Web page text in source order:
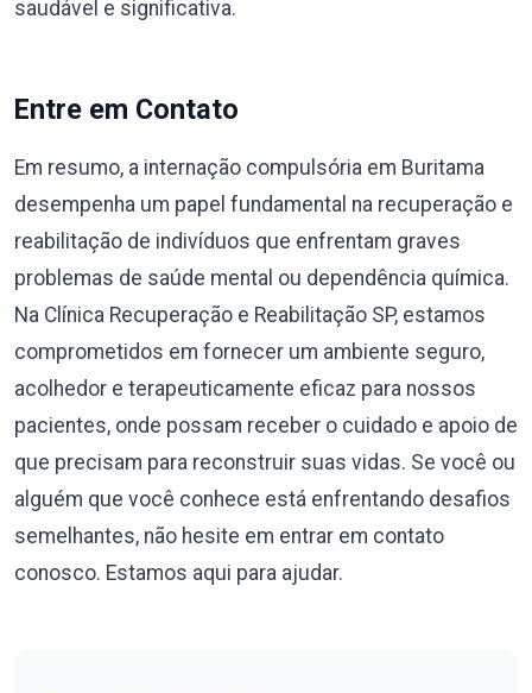
saudável e significativa.
Entre em Contato
Em resumo, a internação compulsória em Buritama
desempenha um papel fundamental na recuperação e
reabilitação de indivíduos que enfrentam graves
problemas de saúde mental ou dependência química.
Na Clínica Recuperação e Reabilitação SP, estamos
comprometidos em fornecer um ambiente seguro,
acolhedor e terapeuticamente eficaz para nossos
pacientes, onde possam receber o cuidado e apoio de
que precisam para reconstruir suas vidas. Se você ou
alguém que você conhece está enfrentando desafios
semelhantes, não hesite em entrar em contato
conosco. Estamos aqui para ajudar.